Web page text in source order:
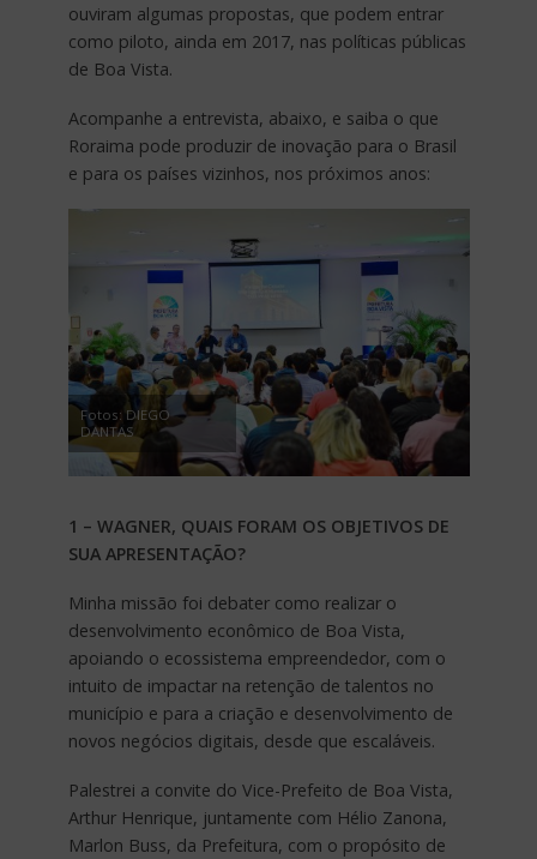
ouviram algumas propostas, que podem entrar
como piloto, ainda em 2017, nas políticas públicas
de Boa Vista.
Acompanhe a entrevista, abaixo, e saiba o que
Roraima pode produzir de inovação para o Brasil
e para os países vizinhos, nos próximos anos:
Fotos: DIEGO
DANTAS
1 – WAGNER, QUAIS FORAM OS OBJETIVOS DE
SUA APRESENTAÇÃO?
Minha missão foi debater como realizar o
desenvolvimento econômico de Boa Vista,
apoiando o ecossistema empreendedor, com o
intuito de impactar na retenção de talentos no
município e para a criação e desenvolvimento de
novos negócios digitais, desde que escaláveis.
Palestrei a convite do Vice-Prefeito de Boa Vista,
Arthur Henrique, juntamente com Hélio Zanona,
Marlon Buss, da Prefeitura, com o propósito de